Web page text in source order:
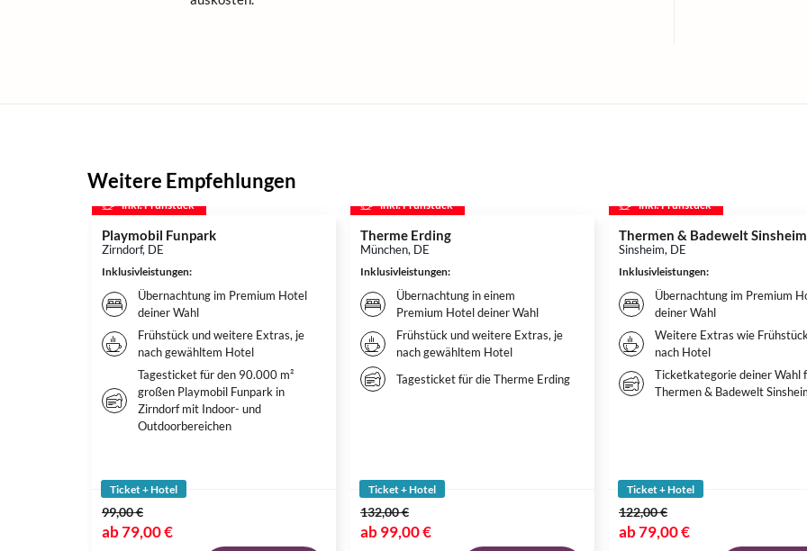
Weitere Empfehlungen
inkl. Frühstück
Playmobil Funpark
Zirndorf, DE
Inklusivleistungen:
Übernachtung im Premium Hotel
deiner Wahl
Frühstück und weitere Extras, je
nach gewähltem Hotel
Tagesticket für den 90.000 m²
großen Playmobil Funpark in
Zirndorf mit Indoor- und
Outdoorbereichen
Ticket + Hotel
99,00 €
ab79,00 €
inkl. Frühstück
Therme Erding
München, DE
Inklusivleistungen:
Übernachtung in einem
Premium Hotel deiner Wahl
Frühstück und weitere Extras, je
nach gewähltem Hotel
Tagesticket für die Therme Erding
Ticket + Hotel
132,00 €
ab99,00 €
inkl. Frühstück
Thermen & Badewelt Sinsheim
Sinsheim, DE
Inklusivleistungen:
Übernachtung im Premium
deiner Wahl
Weitere Extras wie
nach Hotel
Ticketkategorie deiner Wahl
Thermen & Badewelt
Ticket + Hotel
122,00 €
ab79,00 €